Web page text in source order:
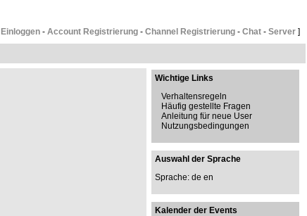
Einloggen - Account Registrierung - Channel Registrierung - Chat - Server ]
Wichtige Links
Verhaltensregeln
Häufig gestellte Fragen
Anleitung für neue User
Nutzungsbedingungen
Auswahl der Sprache
Sprache: de en
Kalender der Events